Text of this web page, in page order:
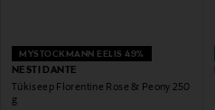
MYSTOCKMANN EELIS 49%
NESTI DANTE
Tükiseep Florentine Rose & Peony 250
g